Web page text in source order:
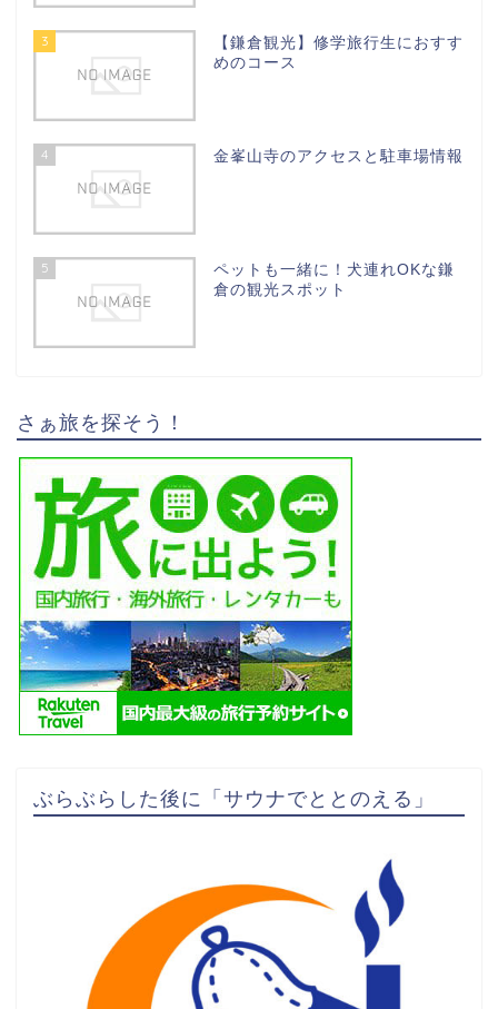
3
【鎌倉観光】修学旅行生におすす
めのコース
4 金峯山寺のアクセスと駐車場情報
5
ペットも一緒に！犬連れOKな鎌
倉の観光スポット
さぁ旅を探そう！
ぶらぶらした後に「サウナでととのえる」